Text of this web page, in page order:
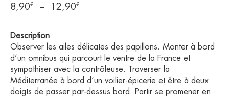
8,90€ – 12,90€
8,90€
à
12,90€
Description
Observer les ailes délicates des papillons. Monter à bord
d’un omnibus qui parcourt le ventre de la France et
sympathiser avec la contrôleuse. Traverser la
Méditerranée à bord d’un voilier-épicerie et être à deux
doigts de passer par-dessus bord. Partir se promener en